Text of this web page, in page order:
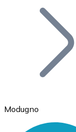
Bitcoin
Modugno